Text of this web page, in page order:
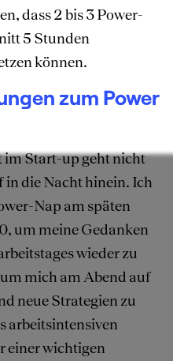
dass 2 bis 3 Power-
5 Stunden
können.
zum Power
im Start-up geht nicht
in die Nacht hinein. Ich
Nap am späten
um meine Gedanken
wieder zu
mich am Abend auf
neue Strategien zu
arbeitsintensiven
einer wichtigen